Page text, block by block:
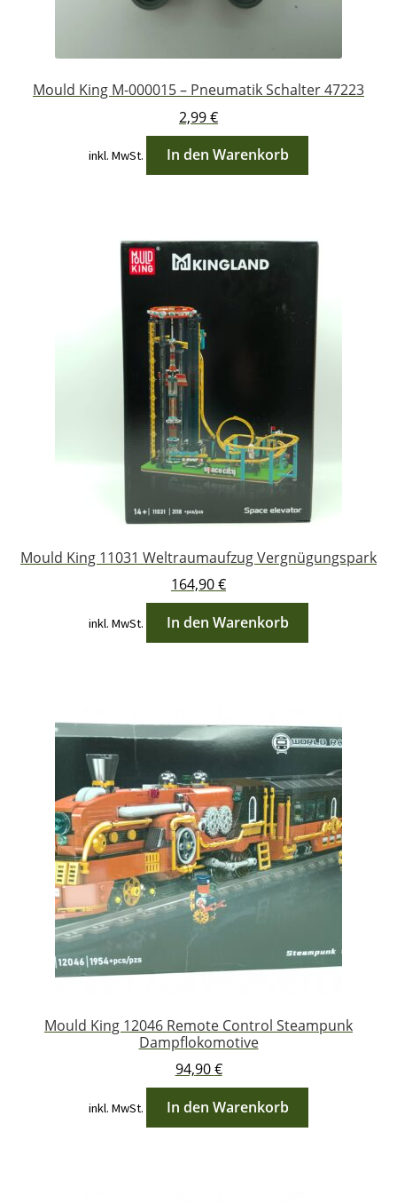
Mould King M-000015 – Pneumatik Schalter 47223
2,99€
inkl. MwSt. In den Warenkorb
Mould King 11031 Weltraumaufzug Vergnügungspark
164,90€
inkl. MwSt. In den Warenkorb
Mould King 12046 Remote Control Steampunk
Dampflokomotive
94,90€
inkl. MwSt. In den Warenkorb